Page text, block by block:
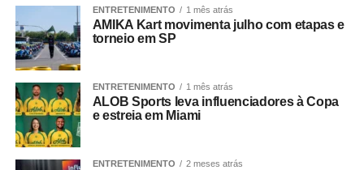
ENTRETENIMENTO 1 mês atrás
AMIKA Kart movimenta julho com etapas e
torneio em SP
ENTRETENIMENTO 1 mês atrás
ALOB Sports leva influenciadores à Copa
e estreia em Miami
ENTRETENIMENTO 2 meses atrás